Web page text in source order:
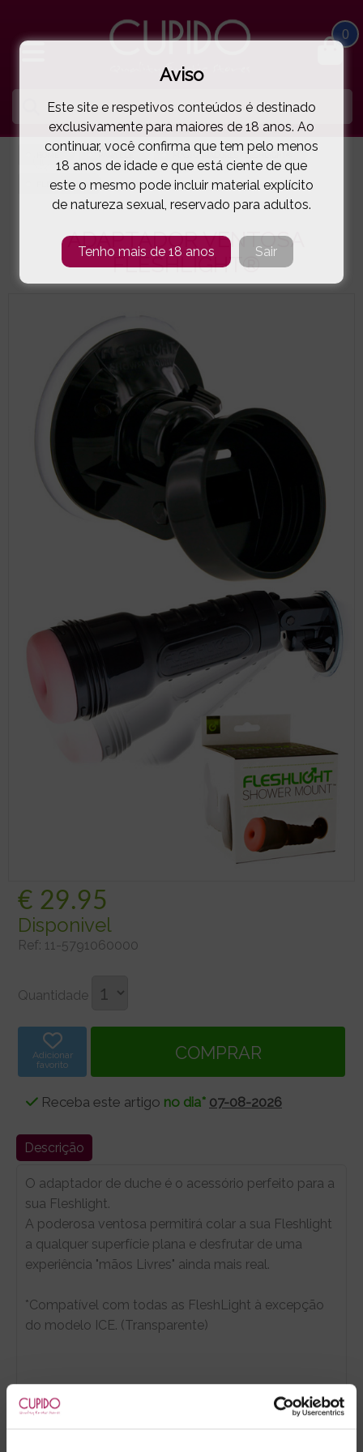
0
MASTURBADORES FLESHLIGHT®
FLESHLIGHT® ADAPTADOR VENTOSA FLESHLIGHT®( 11-5791060000 )
ADAPTADOR VENTOSA
FLESHLIGHT®
€ 29.95
Disponivel
Ref: 11-5791060000
Quantidade
Adicionar
favorito
Receba este artigo no dia* 07-08-2026
Descrição
O adaptador de duche é o acessório perfeito para a
sua Fleshlight.
A poderosa ventosa permitirá colar a sua Fleshlight
a qualquer superfície plana e desfrutar de uma
experiência "mãos Livres" ainda mais real.
*Compatível com todas as FleshLight à excepção
do modelo ICE. (Transparente)
Marca:
Aviso
Este site e respetivos conteúdos é destinado
exclusivamente para maiores de 18 anos. Ao
continuar, você confirma que tem pelo menos
18 anos de idade e que está ciente de que
este o mesmo pode incluir material explícito
de natureza sexual, reservado para adultos.
Tenho mais de 18 anos Sair